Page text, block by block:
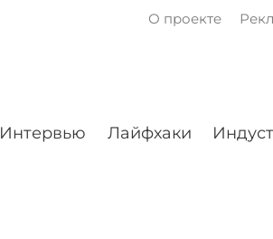
О проекте
Интервью Лайфхаки